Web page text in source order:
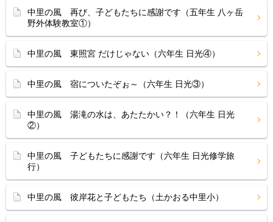
中里の風 再び、子どもたちに感謝です（五年生 八ヶ岳
野外体験教室①）
中里の風 東照宮 だけじゃない（六年生 日光④）
中里の風 宿についたぞぉ～（六年生 日光③）
中里の風 湯滝の水は、あたたかい？！（六年生 日光
②）
中里の風 子どもたちに感謝です（六年生 日光修学旅
行）
中里の風 彼岸花と子どもたち（土かおる中里小）